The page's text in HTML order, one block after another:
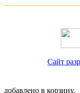
Сайт
добавлено в корзину.